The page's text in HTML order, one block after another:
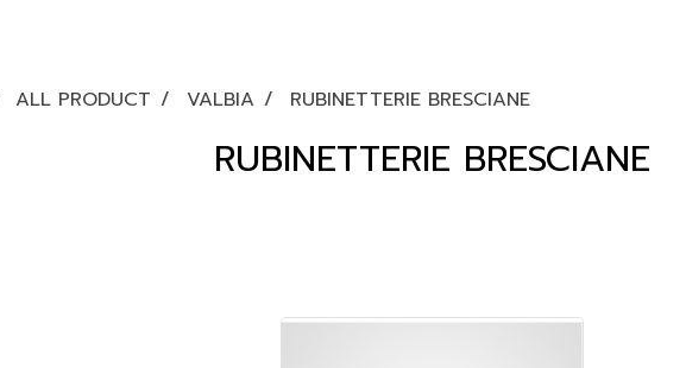
ALL PRODUCT VALBIA RUBINETTERIE BRESCIANE
RUBINETTERIE BRESCIANE